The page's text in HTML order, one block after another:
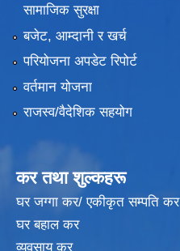
सामाजिक सुरक्षा
बजेट, आम्दानी र खर्च
परियोजना अपडेट रिपोर्ट
वर्तमान योजना
राजस्व/वैदेशिक सहयोग
कर तथा शुल्कहरू
घर जग्गा कर/ एकीकृत सम्पति कर
घर बहाल कर
व्यवसाय कर